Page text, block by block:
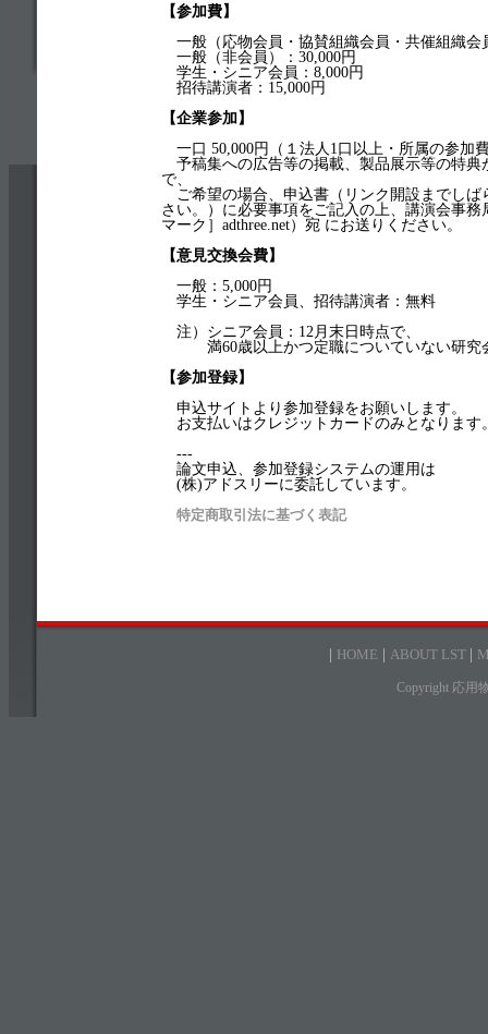
【参加費】
一般（応物会員・協賛組織会員・共催組織会
一般（非会員）：30,000円
学生・シニア会員：8,000円
招待講演者：15,000円
【企業参加】
一口 50,000円（１法人1口以上・所属の参加
予稿集への広告等の掲載、製品展示等の特典
で、
ご希望の場合、申込書（リンク開設までしば
さい。）に必要事項をご記入の上、講演会事務
マーク］adthree.net）宛 にお送りください。
【意見交換会費】
一般：5,000円
学生・シニア会員、招待講演者：無料
注）シニア会員：12月末日時点で、
満60歳以上かつ定職についていない研究
【参加登録】
申込サイトより参加登録をお願いします。
お支払いはクレジットカードのみとなります
---
論文申込、参加登録システムの運用は
(株)アドスリーに委託しています。
特定商取引法に基づく表記
HOME ABOUT LST
Copyright 応用